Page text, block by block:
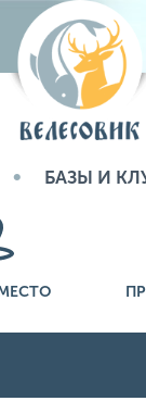
БАЗЫ И